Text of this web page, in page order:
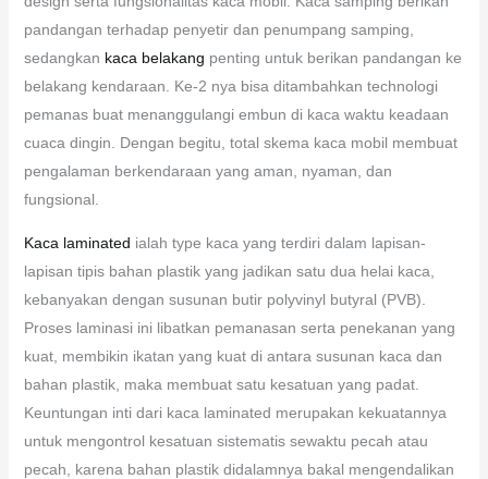
pandangan terhadap penyetir dan penumpang samping,
sedangkan kaca belakang penting untuk berikan pandangan ke
belakang kendaraan. Ke-2 nya bisa ditambahkan technologi
pemanas buat menanggulangi embun di kaca waktu keadaan
cuaca dingin. Dengan begitu, total skema kaca mobil membuat
pengalaman berkendaraan yang aman, nyaman, dan
fungsional.
Kaca laminated ialah type kaca yang terdiri dalam lapisan-
lapisan tipis bahan plastik yang jadikan satu dua helai kaca,
kebanyakan dengan susunan butir polyvinyl butyral (PVB).
Proses laminasi ini libatkan pemanasan serta penekanan yang
kuat, membikin ikatan yang kuat di antara susunan kaca dan
bahan plastik, maka membuat satu kesatuan yang padat.
Keuntungan inti dari kaca laminated merupakan kekuatannya
untuk mengontrol kesatuan sistematis sewaktu pecah atau
pecah, karena bahan plastik didalamnya bakal mengendalikan